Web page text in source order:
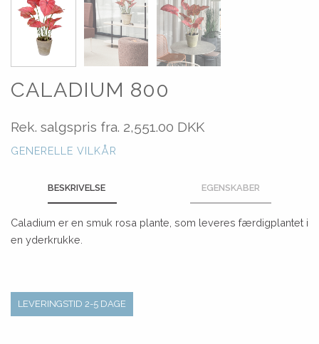
CALADIUM 800
Rek. salgspris fra. 2,551.00 DKK
GENERELLE VILKÅR
BESKRIVELSE EGENSKABER
Caladium er en smuk rosa plante, som leveres færdigplantet i
en yderkrukke.
LEVERINGSTID 2-5 DAGE